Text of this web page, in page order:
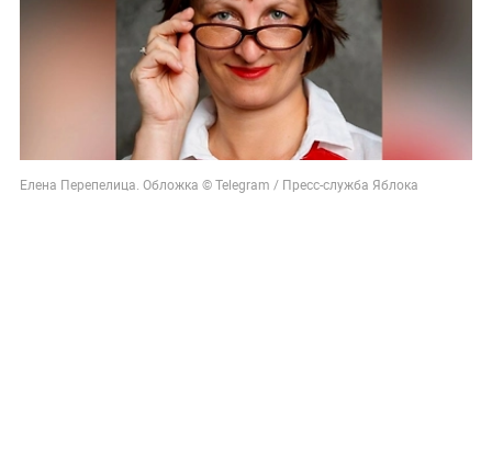
Елена Перепелица. Обложка © Telegram / Пресс-служба Яблока